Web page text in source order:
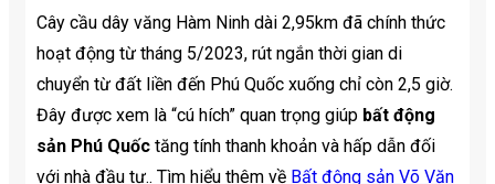
Cây cầu dây văng Hàm Ninh dài 2,95km đã chính thức
hoạt động từ tháng 5/2023, rút ngắn thời gian di
chuyển từ đất liền đến Phú Quốc xuống chỉ còn 2,5 giờ.
Đây được xem là “cú hích” quan trọng giúp bất động
sản Phú Quốc tăng tính thanh khoản và hấp dẫn đối
với nhà đầu tư.. Tìm hiểu thêm về Bất động sản Võ Văn